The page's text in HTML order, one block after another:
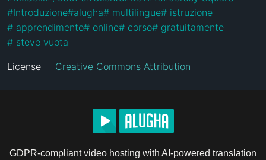
#Introduzione#alugha# multilingue# istruzione
# apprendimento# online# corso# gratuitamente
# steve vuota
License Creative Commons Attribution
GDPR-compliant video hosting with AI-powered translation